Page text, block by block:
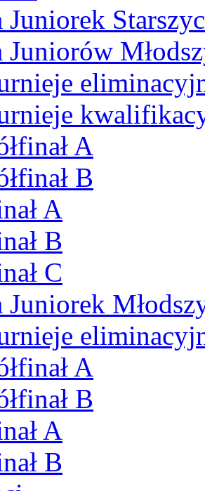
Juniorek
Juniorów
A
B
A
B
C
Juniorek
A
B
A
B